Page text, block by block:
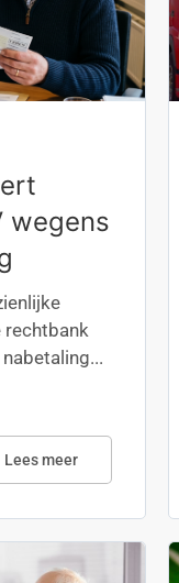
wegens
rechtbank
Lees meer